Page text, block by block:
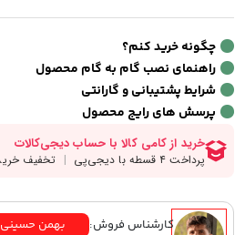
چگونه خرید کنم؟
راهنمای نصب گام به گام محصول
شرایط پشتیبانی و گارانتی
پرسش های رایج محصول
کارشناس فروش: بهمن حسینی